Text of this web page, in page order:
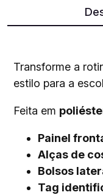
Transforme a
estilo para a
Feita em
Painel
Alças de
Bolsos
Tag